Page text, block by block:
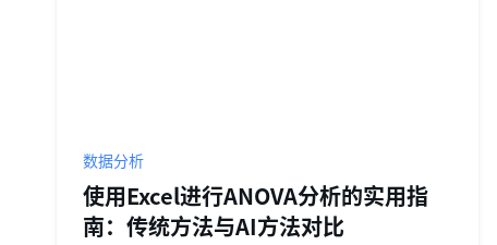
数据分析
使用Excel进行ANOVA分析的实用指
南：传统方法与AI方法对比